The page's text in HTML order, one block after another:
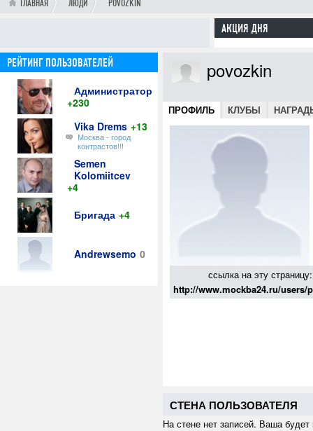
ГЛАВНАЯ ЛЮДИ POVOZKIN
АКЦИЯ ДНЯ
povozkin
ПРОФИЛЬ КЛУБЫ
ссылка на эту страницу:
http://www.mockba24.ru/users/
СТЕНА ПОЛЬЗОВАТЕЛЯ
На стене нет записей. Ваша будет
РЕЙТИНГ ПОЛЬЗОВАТЕЛЕЙ
Администратор
+230
Vika Drems +13
Москва - город
контрастов!!!
Semen
Kolomiitcev
+4
Бригада +4
Andrewsemo 0